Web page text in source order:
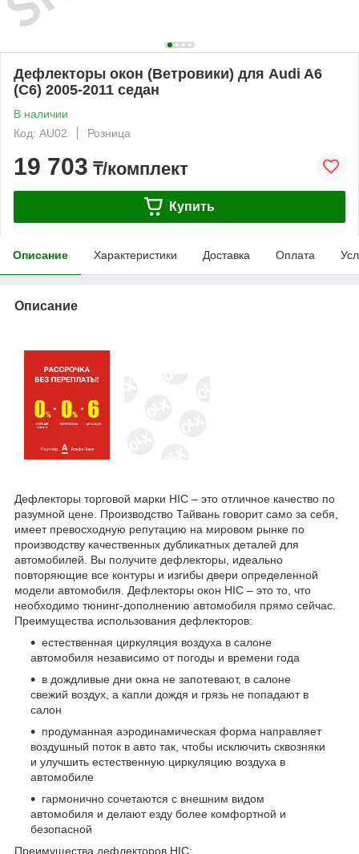
Дефлекторы окон (Ветровики) для Audi A6
(C6) 2005-2011 седан
В наличии
Код: AU02
Розница
19 703 ₸/комплект
Купить
Описание Характеристики Доставка Оплата
Описание
Дефлекторы торговой марки HIC – это отличное качество по
разумной цене. Производство Тайвань говорит само за себя,
имеет превосходную репутацию на мировом рынке по
производству качественных дубликатных деталей для
автомобилей. Вы получите дефлекторы, идеально
повторяющие все контуры и изгибы двери определенной
модели автомобиля. Дефлекторы окон HIC – это то, что
необходимо тюнинг-дополнению автомобиля прямо сейчас.
Преимущества использования дефлекторов:
естественная циркуляция воздуха в салоне
автомобиля независимо от погоды и времени года
в дождливые дни окна не запотевают, в салоне
свежий воздух, а капли дождя и грязь не попадают в
салон
продуманная аэродинамическая форма направляет
воздушный поток в авто так, чтобы исключить сквозняки
и улучшить естественную циркуляцию воздуха в
автомобиле
гармонично сочетаются с внешним видом
автомобиля и делают езду более комфортной и
безопасной
Преимущества дефлекторов HIC: